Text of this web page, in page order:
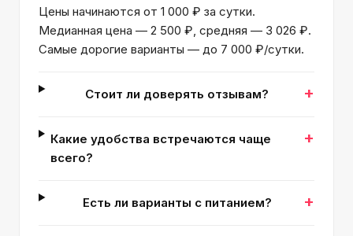
Цены начинаются от 1 000 ₽ за сутки.
Медианная цена — 2 500 ₽, средняя — 3 026 ₽.
Самые дорогие варианты — до 7 000 ₽/сутки.
Стоит ли доверять отзывам? +
Какие удобства встречаются чаще
всего?
+
Есть ли варианты с питанием? +